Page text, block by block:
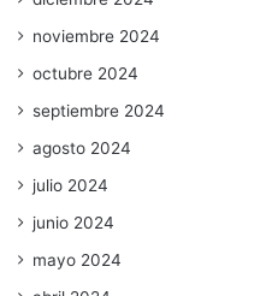
noviembre 2024
octubre 2024
septiembre 2024
agosto 2024
julio 2024
junio 2024
mayo 2024